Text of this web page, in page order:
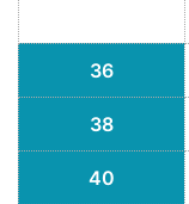
36
38
40